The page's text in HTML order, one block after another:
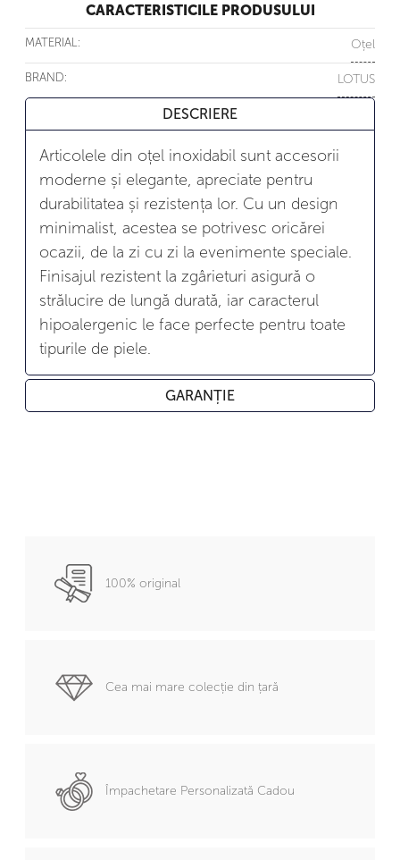
CARACTERISTICILE PRODUSULUI
MATERIAL: Oțel
BRAND: LOTUS
DESCRIERE
Articolele din oțel inoxidabil sunt accesorii
moderne și elegante, apreciate pentru
durabilitatea și rezistența lor. Cu un design
minimalist, acestea se potrivesc oricărei
ocazii, de la zi cu zi la evenimente speciale.
Finisajul rezistent la zgârieturi asigură o
strălucire de lungă durată, iar caracterul
hipoalergenic le face perfecte pentru toate
tipurile de piele.
GARANȚIE
100% original
Cea mai mare colecție din țară
Împachetare Personalizată Cadou